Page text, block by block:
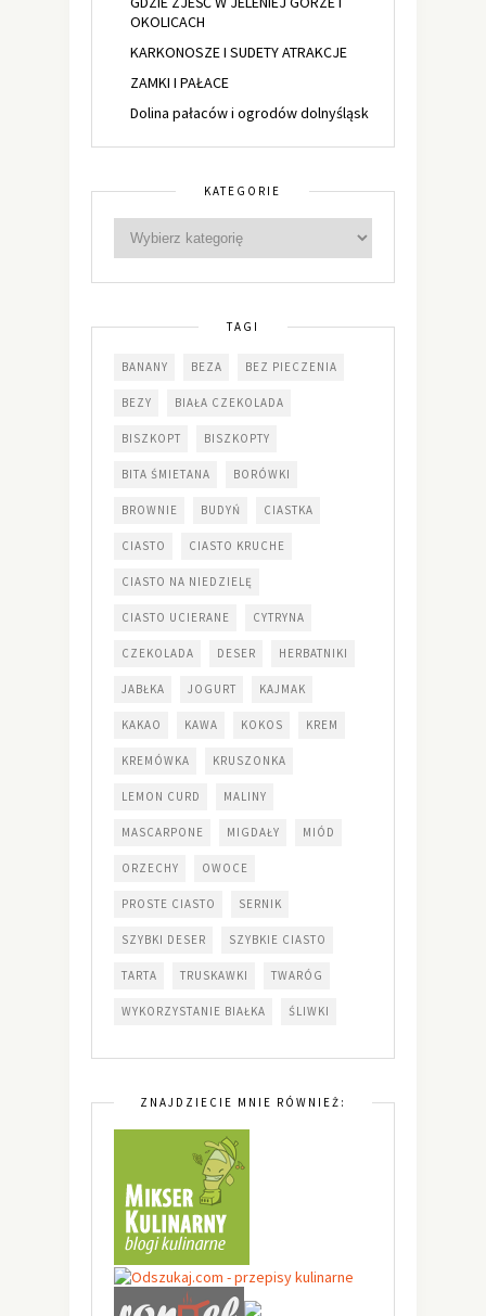
OKOLICACH
KARKONOSZE I SUDETY ATRAKCJE
ZAMKI I PAŁACE
Dolina pałaców i ogrodów dolnyśląsk
KATEGORIE
TAGI
BANANY BEZA BEZ PIECZENIA
BEZY BIAŁA CZEKOLADA
BISZKOPT BISZKOPTY
BITA ŚMIETANA BORÓWKI
BROWNIE BUDYŃ CIASTKA
CIASTO CIASTO KRUCHE
CIASTO NA NIEDZIELĘ
CIASTO UCIERANE CYTRYNA
CZEKOLADA DESER HERBATNIKI
JABŁKA JOGURT KAJMAK
KAKAO KAWA KOKOS KREM
KREMÓWKA KRUSZONKA
LEMON CURD MALINY
MASCARPONE MIGDAŁY MIÓD
ORZECHY OWOCE
PROSTE CIASTO SERNIK
SZYBKI DESER SZYBKIE CIASTO
TARTA TRUSKAWKI TWARÓG
WYKORZYSTANIE BIAŁKA ŚLIWKI
ZNAJDZIECIE MNIE RÓWNIEŻ: